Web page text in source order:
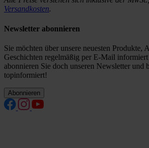
Versandkosten.
Newsletter abonnieren
Sie möchten über unsere neuesten Produkte,
Geschichten regelmäßig per E-Mail
abonnieren Sie doch unseren Newsletter und
topinformiert!
Abonnieren